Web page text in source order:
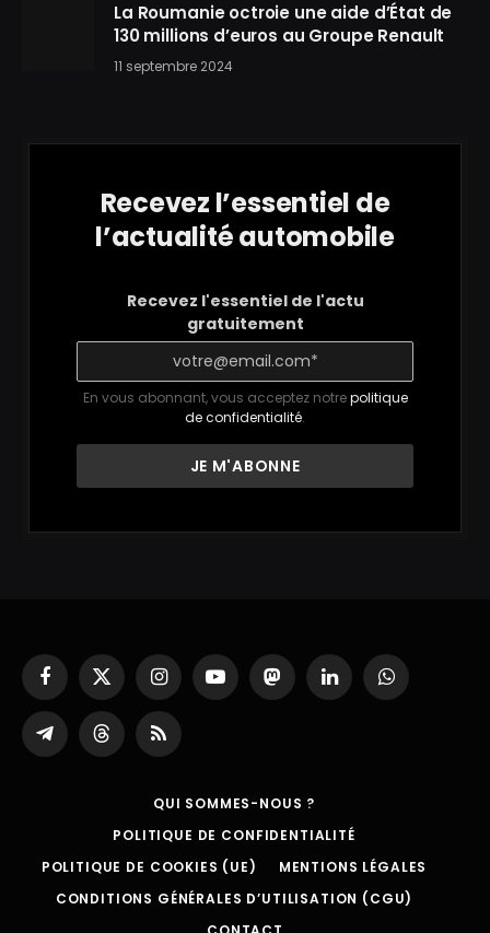
La Roumanie octroie une aide d’État de
130 millions d’euros au Groupe Renault
11 septembre 2024
Recevez l’essentiel de
l’actualité automobile
Recevez l'essentiel de l'actu
gratuitement
En vous abonnant, vous acceptez notrepolitique
de confidentialité.
Facebook
X
(Twitter)
InstagramYouTubeMastodonLinkedInWhatsApp
Partager
sur
ThreadsRSS
QUI SOMMES-NOUS ?
POLITIQUE DE CONFIDENTIALITÉ
POLITIQUE DE COOKIES (UE)
MENTIONS LÉGALES
CONDITIONS GÉNÉRALES D’UTILISATION (CGU)